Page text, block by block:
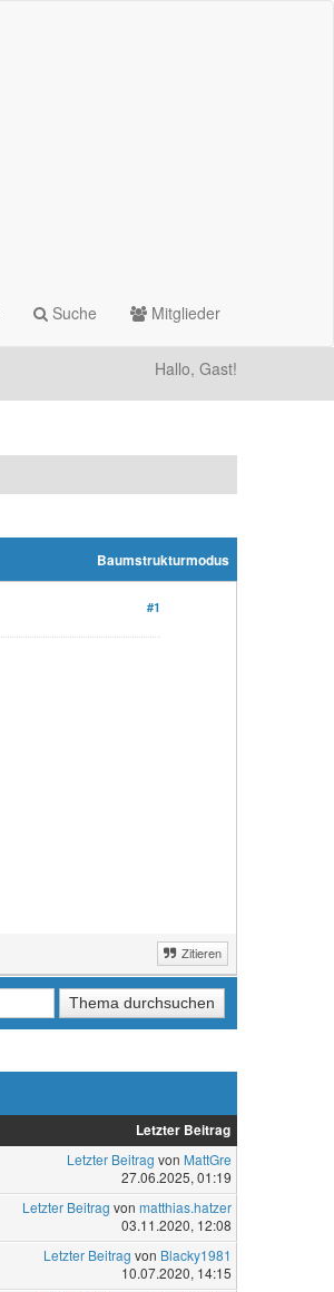
Suche Mitglieder
Hallo, Gast!
Baumstrukturmodus
#1
Zitieren
Letzter Beitrag
Letzter Beitrag von MattGre
27.06.2025, 01:19
Letzter Beitrag von matthias.hatzer
03.11.2020, 12:08
Letzter Beitrag von Blacky1981
10.07.2020, 14:15